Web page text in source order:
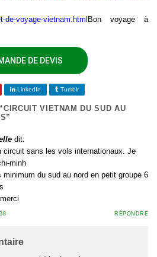
de-voyage-vietnam.html Bon voyage à
DE DEVIS
LinkedIn Tumblr
CIRCUIT VIETNAM DU SUD AU
”
dit:
circuit sans les vols internationaux. Je
minh
minimum du sud au nord en petit groupe 6
RÉPONDRE